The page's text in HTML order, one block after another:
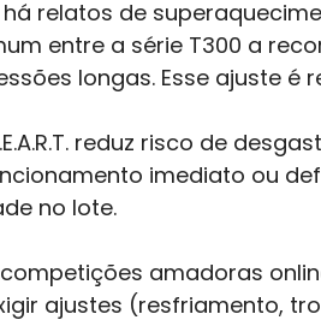
há relatos de
entre a série T300 a
longas. Esse ajuste é
reduz risco de
imediato ou
no lote.
amadoras
ajustes (resfriamento,